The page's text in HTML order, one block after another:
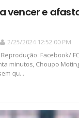
vencer e
2/25/2024 12:52:00 PM
Facebook/
minutos, Choupo
qu...